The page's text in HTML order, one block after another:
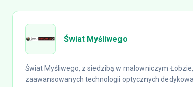
Świat Myśliwego
Świat Myśliwego, z siedzibą w malowniczym
zaawansowanych technologii optycznych